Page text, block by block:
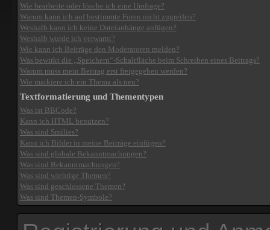
Wie bearbeite oder lösche ich eine Umfrage?
Warum kann ich auf bestimmte Foren nicht zugreifen?
Weshalb kann ich keine Dateianhänge anfügen?
Weshalb wurde ich verwarnt?
Wie kann ich Beiträge den Moderatoren melden?
Was bewirkt die „Speichern“-Schaltfläche beim Schreiben eines Beitrags?
Warum muss mein Beitrag erst freigegeben werden?
Wie markiere ich ein Thema als neu?
Textformatierung und Thementypen
Was ist BBCode?
Kann ich HTML benutzen?
Was sind Smilies?
Kann ich Bilder in meine Beiträge einfügen?
Was sind globale Bekanntmachungen?
Was sind Bekanntmachungen?
Was sind wichtige Themen?
Was sind geschlossene Themen?
Was sind Themen-Symbole?